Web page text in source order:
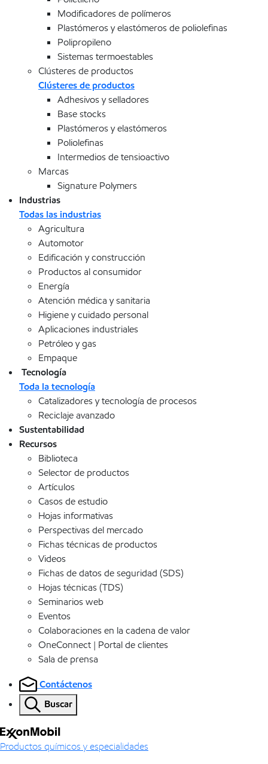
Modificadores de polímeros
Plastómeros y elastómeros de poliolefinas
Polipropileno
Sistemas termoestables
Clústeres de productos
Clústeres de productos
Adhesivos y selladores
Base stocks
Plastómeros y elastómeros
Poliolefinas
Intermedios de tensioactivo
Marcas
Signature Polymers
Industrias
Todas las industrias
Agricultura
Automotor
Edificación y construcción
Productos al consumidor
Energía
Atención médica y sanitaria
Higiene y cuidado personal
Aplicaciones industriales
Petróleo y gas
Empaque
Tecnología
Toda la tecnología
Catalizadores y tecnología de procesos
Reciclaje avanzado
Sustentabilidad
Recursos
Biblioteca
Selector de productos
Artículos
Casos de estudio
Hojas informativas
Perspectivas del mercado
Fichas técnicas de productos
Videos
Fichas de datos de seguridad (SDS)
Hojas técnicas (TDS)
Seminarios web
Eventos
Colaboraciones en la cadena de valor
OneConnect | Portal de clientes
Sala de prensa
Contáctenos
Buscar
Productos químicos y especialidades